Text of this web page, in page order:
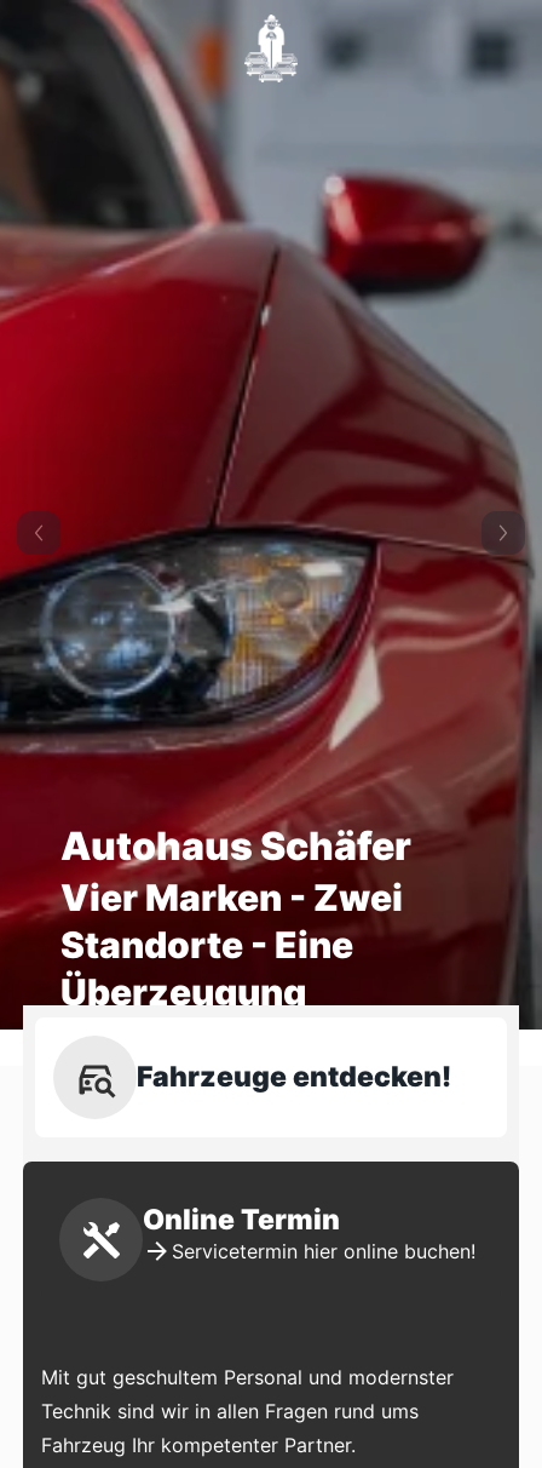
Autohaus Schäfer
Vier Marken - Zwei
Standorte - Eine
Überzeugung
Fahrzeuge entdecken!
Online Termin
Servicetermin hier online buchen!
Mit gut geschultem Personal und modernster
Technik sind wir in allen Fragen rund ums
Fahrzeug Ihr kompetenter Partner.